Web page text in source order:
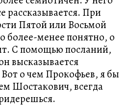
рассказывается. При
Пятой или Восьмой
более-менее понятно, о
С помощью посланий,
высказывается
о чем Прокофьев, я бы
Шостакович, всегда